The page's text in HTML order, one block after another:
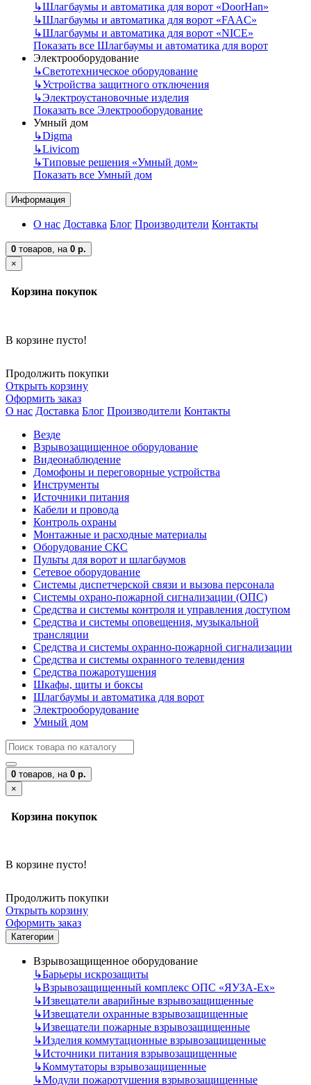
↳Шлагбаумы и автоматика для ворот «DoorHan»
↳Шлагбаумы и автоматика для ворот «FAAC»
↳Шлагбаумы и автоматика для ворот «NICE»
Показать все Шлагбаумы и автоматика для ворот
Электрооборудование
↳Светотехническое оборудование
↳Устройства защитного отключения
↳Электроустановочные изделия
Показать все Электрооборудование
Умный дом
↳Digma
↳Livicom
↳Типовые решения «Умный дом»
Показать все Умный дом
Информация
О нас Доставка Блог Производители Контакты
0 товаров, на 0 р.
×
Корзина покупок
В корзине пусто!
Продолжить покупки
Открыть корзину
Оформить заказ
О нас Доставка Блог Производители Контакты
Везде
Взрывозащищенное оборудование
Видеонаблюдение
Домофоны и переговорные устройства
Инструменты
Источники питания
Кабели и провода
Контроль охраны
Монтажные и расходные материалы
Оборудование СКС
Пульты для ворот и шлагбаумов
Сетевое оборудование
Системы диспетчерской связи и вызова персонала
Системы охрано-пожарной сигнализации (ОПС)
Средства и системы контроля и управления доступом
Средства и системы оповещения, музыкальной
трансляции
Средства и системы охранно-пожарной сигнализации
Средства и системы охранного телевидения
Средства пожаротушения
Шкафы, щиты и боксы
Шлагбаумы и автоматика для ворот
Электрооборудование
Умный дом
0 товаров, на 0 р.
×
Корзина покупок
В корзине пусто!
Продолжить покупки
Открыть корзину
Оформить заказ
Категории
Взрывозащищенное оборудование
↳Барьеры искрозащиты
↳Взрывозащищенный комплекс ОПС «ЯУЗА-Ех»
↳Извещатели аварийные взрывозащищенные
↳Извещатели охранные взрывозащищенные
↳Извещатели пожарные взрывозащищенные
↳Изделия коммутационные взрывозащищенные
↳Источники питания взрывозащищенные
↳Коммутаторы взрывозащищенные
↳Модули пожаротушения взрывозащищенные